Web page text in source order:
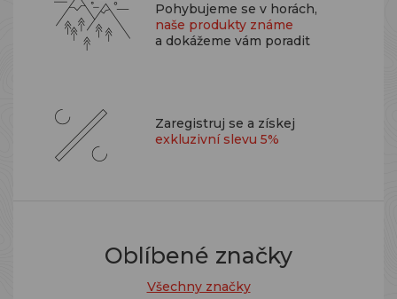
Pohybujeme se v horách,
naše produkty známe
a dokážeme vám poradit
Zaregistruj se a získej
exkluzivní slevu 5%
Oblíbené značky
Všechny značky